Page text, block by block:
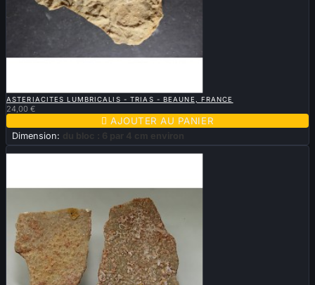
ASTERIACITES LUMBRICALIS - TRIAS - BEAUNE, FRANCE
24,00 €
 AJOUTER AU PANIER
Dimension: du bloc : 6 par 4 cm environ
Vendu